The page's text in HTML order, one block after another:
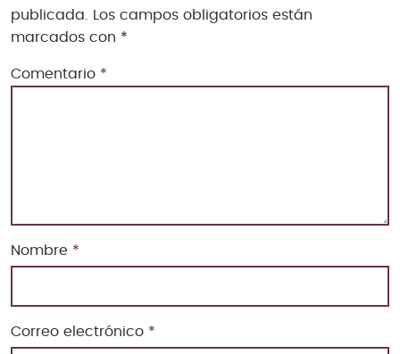
publicada.
Los campos obligatorios están
marcados con *
Comentario *
Nombre *
Correo electrónico *